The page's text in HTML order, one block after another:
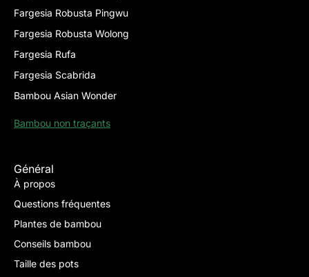
Fargesia Robusta Pingwu
Fargesia Robusta Wolong
Fargesia Rufa
Fargesia Scabrida
Bambou Asian Wonder
Bambou non traçants
Général
À propos
Questions fréquentes
Plantes de bambou
Conseils bambou
Taille des pots